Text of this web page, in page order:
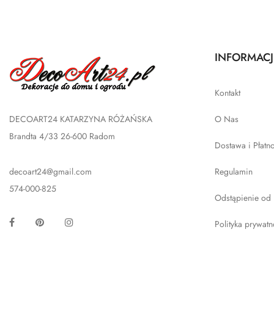
DECOART24 KATARZYNA RÓŻAŃSKA
Brandta 4/33 26-600 Radom
decoart24@gmail.com
574-000-825
Facebook Pinterest
Kontakt
O Nas
Dostawa i
Regulamin
Odstąpienie od
Polityka